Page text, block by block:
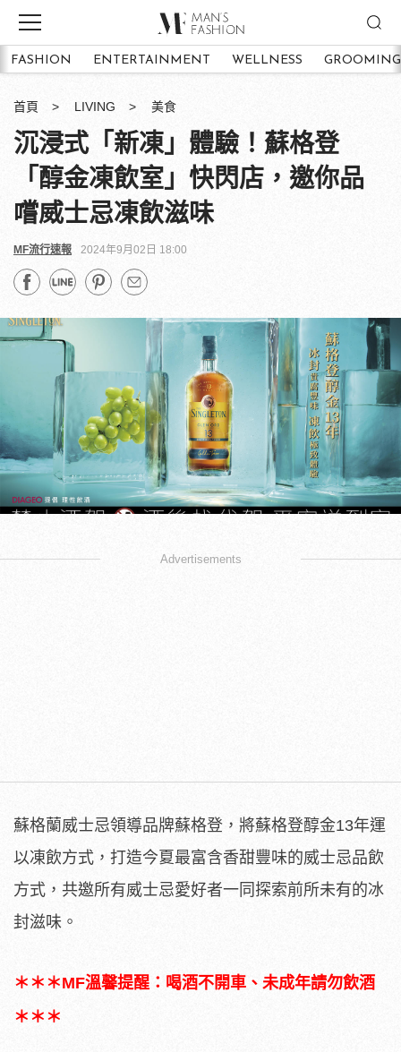
FASHION ENTERTAINMENT WELLNESS GROOMING
首頁 LIVING 美食
沉浸式「新凍」體驗！蘇格登
「醇金凍飲室」快閃店，邀你品
嚐威士忌凍飲滋味
MF流行速報 2024年9月02日 18:00
Advertisements
蘇格蘭威士忌領導品牌蘇格登，將蘇格登醇金13年運
以凍飲方式，打造今夏最富含香甜豐味的威士忌品飲
方式，共邀所有威士忌愛好者一同探索前所未有的冰
封滋味。
＊＊＊MF溫馨提醒：喝酒不開車、未成年請勿飲酒
＊＊＊